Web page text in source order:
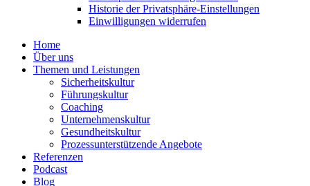
Historie der Privat­sphäre-Einstel­lungen
Einwil­li­gungen wider­rufen
Home
Über uns
Themen und Leistungen
Sicher­heits­kultur
Führungs­kultur
Coaching
Unter­neh­mens­kultur
Gesund­heits­kultur
Prozess­un­ter­stüt­zende Angebote
Referenzen
Podcast
Blog